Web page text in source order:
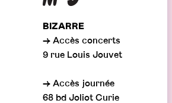
BIZARRE
→ Accès concerts
9 rue Louis Jouvet
→ Accès journée
68 bd Joliot Curie